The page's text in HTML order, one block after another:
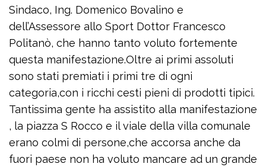
Sindaco, Ing. Domenico Bovalino e
dell’Assessore allo Sport Dottor Francesco
Politanò, che hanno tanto voluto fortemente
questa manifestazione.Oltre ai primi assoluti
sono stati premiati i primi tre di ogni
categoria,con i ricchi cesti pieni di prodotti tipici.
Tantissima gente ha assistito alla manifestazione
, la piazza S Rocco e il viale della villa comunale
erano colmi di persone,che accorsa anche da
fuori paese non ha voluto mancare ad un grande